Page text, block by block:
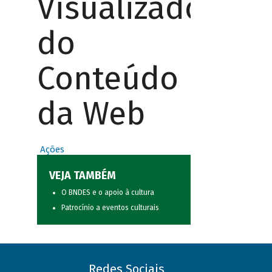
Visualizador
do
Conteúdo
da Web
Ações
VEJA TAMBÉM
O BNDES e o apoio à cultura
Patrocínio a eventos culturais
Redes Sociais